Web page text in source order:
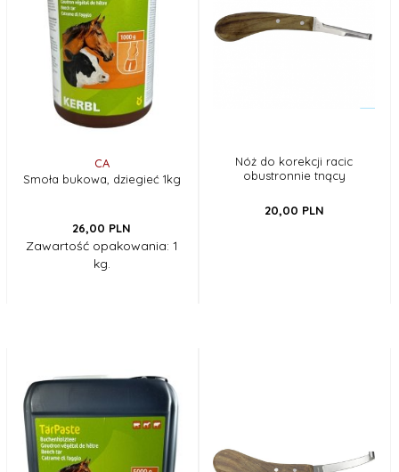
CA
Smoła bukowa, dziegieć 1kg
26,00 PLN
Zawartość opakowania: 1
kg.
Nóż do korekcji racic
obustronnie tnący
20,00 PLN